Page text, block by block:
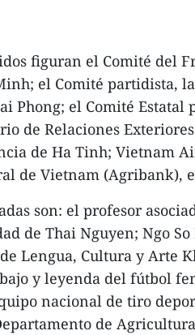
figuran el Comité del
el Comité partidista,
Phong; el Comité Estatal
de Relaciones
de Ha Tinh; Vietnam
de Vietnam (Agribank),
son: el profesor
de Thai Nguyen; Ngo
Lengua, Cultura y Arte
y leyenda del fútbol
nacional de tiro
de